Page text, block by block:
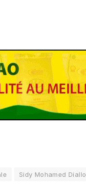
Sidy Mohamed Diallo